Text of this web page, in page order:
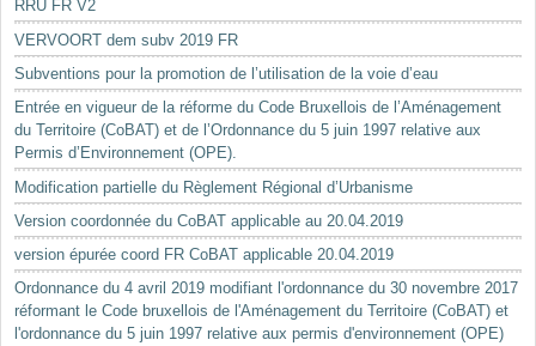
RRU FR V2
VERVOORT dem subv 2019 FR
Subventions pour la promotion de l’utilisation de la voie d’eau
Entrée en vigueur de la réforme du Code Bruxellois de l’Aménagement
du Territoire (CoBAT) et de l’Ordonnance du 5 juin 1997 relative aux
Permis d’Environnement (OPE).
Modification partielle du Règlement Régional d’Urbanisme
Version coordonnée du CoBAT applicable au 20.04.2019
version épurée coord FR CoBAT applicable 20.04.2019
Ordonnance du 4 avril 2019 modifiant l'ordonnance du 30 novembre 2017
réformant le Code bruxellois de l'Aménagement du Territoire (CoBAT) et
l'ordonnance du 5 juin 1997 relative aux permis d'environnement (OPE)